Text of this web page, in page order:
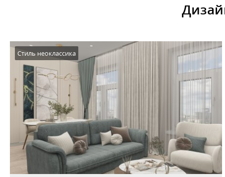
Стиль неоклассика